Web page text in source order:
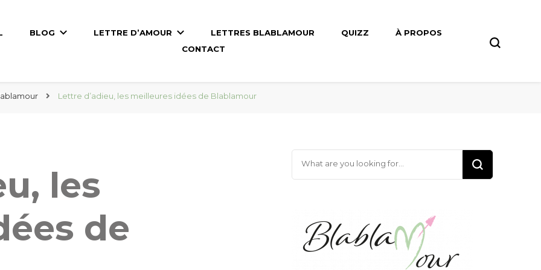
BLOG LETTRE D’AMOUR LETTRES BLABLAMOUR QUIZZ
À PROPOS
CONTACT
Lettre d’adieu, les meilleures idées de Blablamour
les
de